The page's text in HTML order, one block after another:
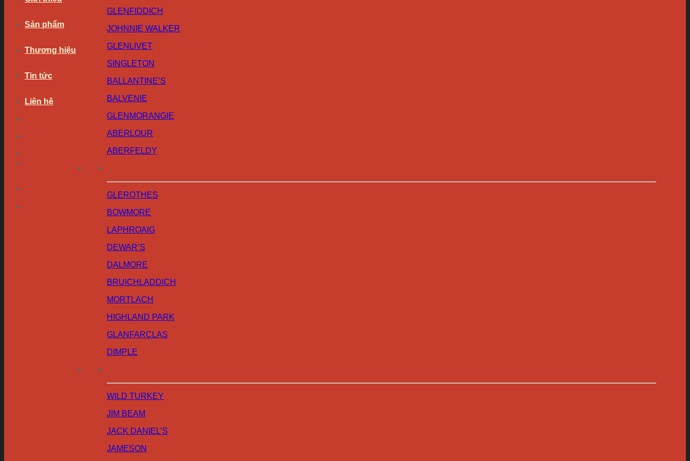
Sản phẩm
Thương hiệu
Tin tức
Liên hệ
GLENFIDDICH
JOHNNIE WALKER
GLENLIVET
SINGLETON
BALLANTINE’S
BALVENIE
GLENMORANGIE
ABERLOUR
ABERFELDY
GLEROTHES
BOWMORE
LAPHROAIG
DEWAR’S
DALMORE
BRUICHLADDICH
MORTLACH
HIGHLAND PARK
GLANFARCLAS
DIMPLE
WILD TURKEY
JIM BEAM
JACK DANIEL’S
JAMESON